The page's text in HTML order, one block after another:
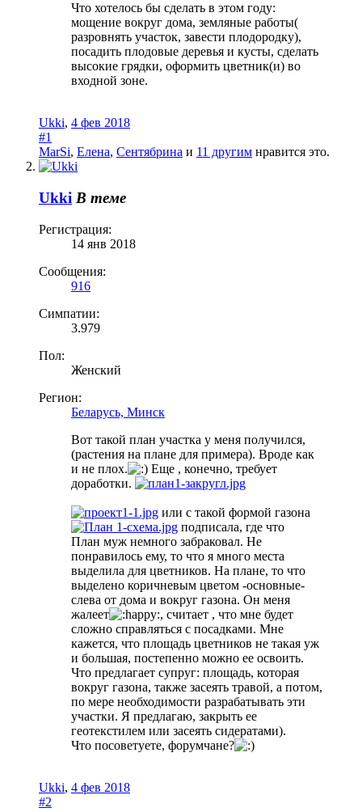
Что хотелось бы сделать в этом году:
мощение вокруг дома, земляные работы(
разровнять участок, завести плодородку),
посадить плодовые деревья и кусты, сделать
высокие грядки, оформить цветник(и) во
входной зоне.
Ukki, 4 фев 2018
#1
MarSi, Елена, Сентябрина и 11 другим нравится это.
Ukki В теме
Регистрация:
14 янв 2018
Сообщения:
916
Симпатии:
3.979
Пол:
Женский
Регион:
Беларусь, Минск
Вот такой план участка у меня получился,
(растения на плане для примера). Вроде как
и не плох.
Еще , конечно, требует
доработки.
или с такой формой газона
подписала, где что
План муж немного забраковал. Не
понравилось ему, то что я много места
выделила для цветников. На плане, то что
выделено коричневым цветом -основные-
слева от дома и вокруг газона. Он меня
жалеет
, считает , что мне будет
сложно справляться с посадками. Мне
кажется, что площадь цветников не такая уж
и большая, постепенно можно ее освоить.
Что предлагает супруг: площадь, которая
вокруг газона, также засеять травой, а потом,
по мере необходимости разрабатывать эти
участки. Я предлагаю, закрыть ее
геотекстилем или засеять сидератами).
Что посоветуете, форумчане?
Ukki, 4 фев 2018
#2